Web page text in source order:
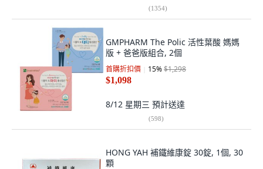
(1354)
GMPHARM The Polic 活性葉酸 媽媽
版 + 爸爸版組合, 2個
首購折扣價 15%$1,298
$1,098
8/12 星期三 預計送達
(598)
HONG YAH 補鐵維康錠 30錠, 1個, 30
顆